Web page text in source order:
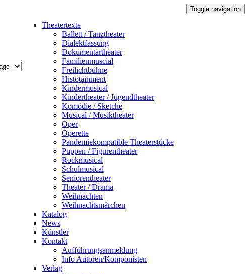
Toggle navigation
Theatertexte
Ballett / Tanztheater
Dialektfassung
Dokumentartheater
Familienmuscial
Freilichtbühne
Histotainment
Kindermusical
Kindertheater / Jugendtheater
Komödie / Sketche
Musical / Musiktheater
Oper
Operette
Pandemiekompatible Theaterstücke
Puppen / Figurentheater
Rockmusical
Schulmusical
Seniorentheater
Theater / Drama
Weihnachten
Weihnachtsmärchen
Katalog
News
Künstler
Kontakt
Aufführungsanmeldung
Info Autoren/Komponisten
Verlag